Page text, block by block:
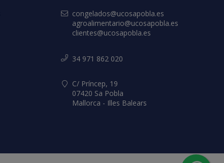
congelados@ucosapobla.es
agroalimentario@ucosapobla.es
clientes@ucosapobla.es
34 971 862 020
C/ Príncep, 19
07420 Sa Pobla
Mallorca - Illes Balears